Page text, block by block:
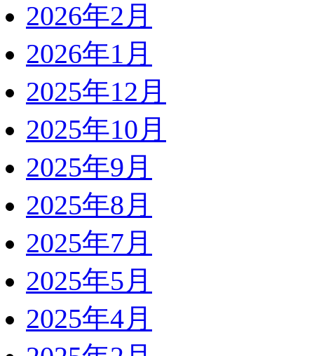
2026年2月
2026年1月
2025年12月
2025年10月
2025年9月
2025年8月
2025年7月
2025年5月
2025年4月